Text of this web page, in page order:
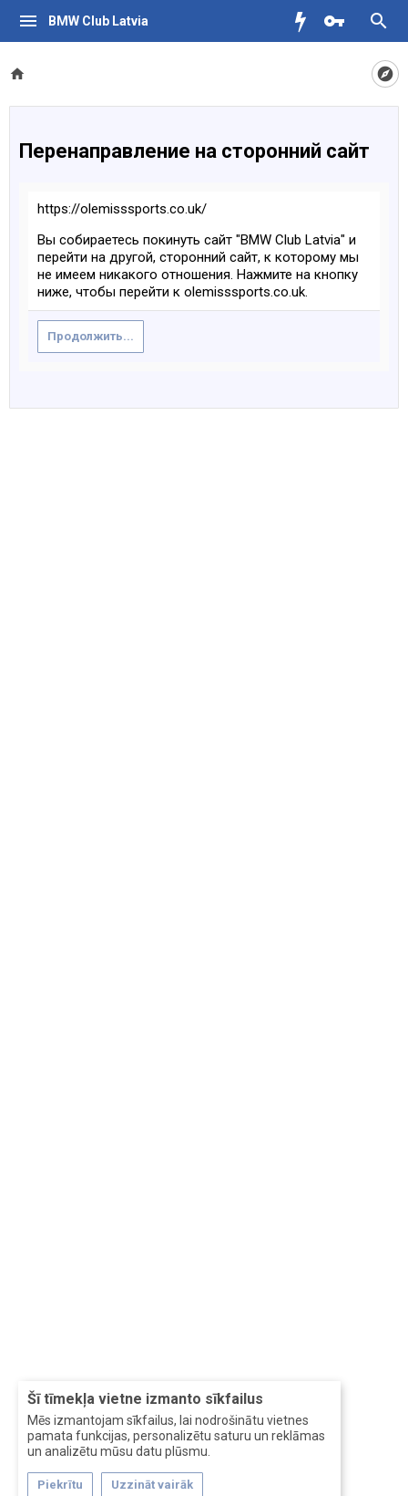
BMW Club Latvia
Šī tīmekļa vietne izmanto sīkfailus
Mēs izmantojam sīkfailus, lai nodrošinātu vietnes
pamata funkcijas, personalizētu saturu un reklāmas
un analizētu mūsu datu plūsmu.
Piekrītu Uzzināt vairāk
Перенаправление на сторонний сайт
https://olemisssports.co.uk/
Вы собираетесь покинуть сайт "BMW Club Latvia" и
перейти на другой, сторонний сайт, к которому мы
не имеем никакого отношения. Нажмите на кнопку
ниже, чтобы перейти к olemisssports.co.uk.
Продолжить...